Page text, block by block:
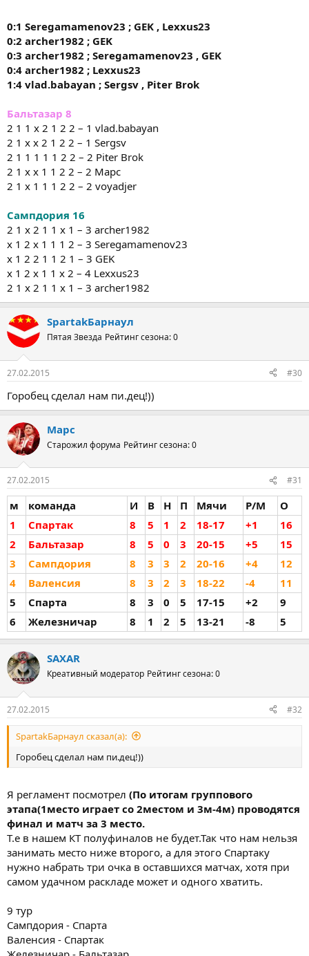
0:1 Seregamamenov23 ; GEK , Lexxus23
0:2 archer1982 ; GEK
0:3 archer1982 ; Seregamamenov23 , GEK
0:4 archer1982 ; Lexxus23
1:4 vlad.babayan ; Sergsv , Piter Brok
Бальтазар 8
2 1 1 х 2 1 2 2 – 1 vlad.babayan
2 1 х х 2 1 2 2 – 1 Sergsv
2 1 1 1 1 1 2 2 – 2 Piter Brok
2 1 х х 1 1 2 2 – 2 Марс
2 1 х 1 1 1 2 2 – 2 voyadjer
Сампдория 16
2 1 х 2 1 1 х 1 – 3 archer1982
х 1 2 х 1 1 1 2 – 3 Seregamamenov23
х 1 2 2 1 1 2 1 – 3 GEK
х 1 2 х 1 1 х 2 – 4 Lexxus23
2 1 х 2 1 1 х 1 – 3 archer1982
SpartakБарнаул
Пятая Звезда Рейтинг сезона: 0
27.02.2015 #30
Горобец сделал нам пи.дец!))
Марс
Старожил форума Рейтинг сезона: 0
27.02.2015 #31
м команда И В Н П Мячи Р/М
О
1
Спартак 8 5 1 2 18-17 +1
16
2
Бальтазар 8 5 0 3 20-15 +5
15
3
Сампдория 8 3 3 2 20-16 +4
12
4
Валенсия 8 3 2 3 18-22 -4
11
5
Спарта 8 3 0 5 17-15 +2
9
6
Железничар 8 1 2 5 13-21 -8 5
SAXAR
Креативный модератор Рейтинг сезона: 0
27.02.2015 #32
SpartakБарнаул сказал(а):
Горобец сделал нам пи.дец!))
Я регламент посмотрел (По итогам группового
этапа(1место играет со 2местом и 3м-4м) проводятся
финал и матч за 3 место.
Т.е в нашем КТ полуфиналов не будет.Так что нам нельзя
занимать место ниже второго, а для этого Спартаку
нужно набрать три очка в оставшихся матчах, хотя при
самом удачном раскладе может и одного хватить.
9 тур
Сампдория - Спарта
Валенсия - Спартак